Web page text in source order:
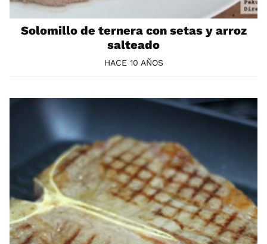
Solomillo de ternera con setas y arroz
salteado
HACE 10 AÑOS